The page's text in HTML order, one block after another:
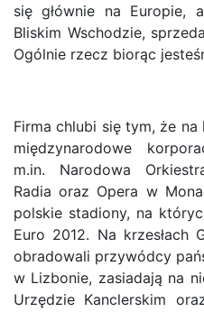
się głównie na Europie,
Bliskim Wschodzie,
Ogólnie rzecz biorąc
Firma chlubi się tym, że
międzynarodowe
m.in. Narodowa
Radia oraz Opera w
polskie stadiony, na
Euro 2012. Na krzesłach
obradowali przywódcy
w Lizbonie, zasiadają na
Urzędzie Kanclerskim